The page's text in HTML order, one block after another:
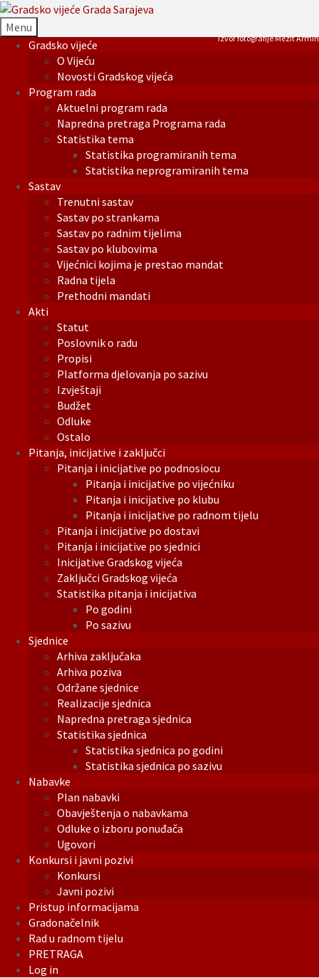
Menu
Gradsko vijeće
O Vijeću
Novosti Gradskog vijeća
Program rada
Aktuelni program rada
Napredna pretraga Programa rada
Statistika tema
Statistika programiranih tema
Statistika neprogramiranih tema
Sastav
Trenutni sastav
Sastav po strankama
Sastav po radnim tijelima
Sastav po klubovima
Vijećnici kojima je prestao mandat
Radna tijela
Prethodni mandati
Akti
Statut
Poslovnik o radu
Propisi
Platforma djelovanja po sazivu
Izvještaji
Budžet
Odluke
Ostalo
Pitanja, inicijative i zaključci
Pitanja i inicijative po podnosiocu
Pitanja i inicijative po vijećniku
Pitanja i inicijative po klubu
Pitanja i inicijative po radnom tijelu
Pitanja i inicijative po dostavi
Pitanja i inicijative po sjednici
Inicijative Gradskog vijeća
Zaključci Gradskog vijeća
Statistika pitanja i inicijativa
Po godini
Po sazivu
Sjednice
Arhiva zaključaka
Arhiva poziva
Održane sjednice
Realizacije sjednica
Napredna pretraga sjednica
Statistika sjednica
Statistika sjednica po godini
Statistika sjednica po sazivu
Nabavke
Plan nabavki
Obavještenja o nabavkama
Odluke o izboru ponuđača
Ugovori
Konkursi i javni pozivi
Konkursi
Javni pozivi
Pristup informacijama
Gradonačelnik
Rad u radnom tijelu
PRETRAGA
Log in
Izvor fotografije Mezit Armin